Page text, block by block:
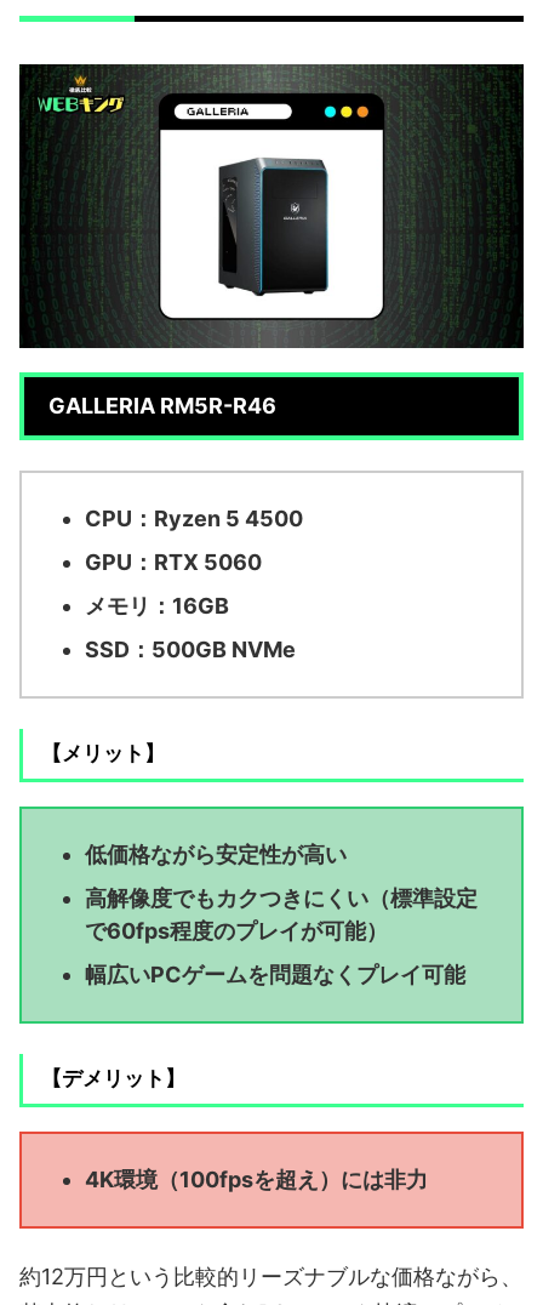
GALLERIA RM5R-R46
CPU：Ryzen 5 4500
GPU：RTX 5060
メモリ：16GB
SSD：500GB NVMe
【メリット】
低価格ながら安定性が高い
高解像度でもカクつきにくい（標準設定
で60fps程度のプレイが可能）
幅広いPCゲームを問題なくプレイ可能
【デメリット】
4K環境（100fpsを超え）には非力
約12万円という比較的リーズナブルな価格ながら、